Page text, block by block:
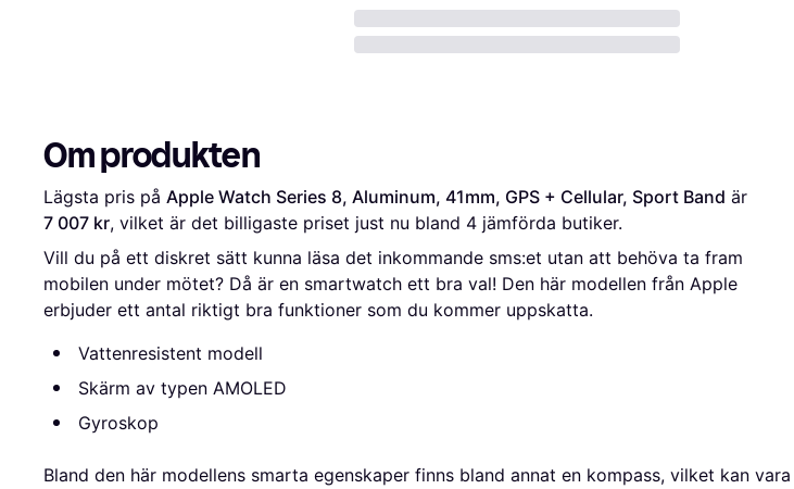
Om produkten
Lägsta pris på Apple Watch Series 8, Aluminum, 41mm, GPS + Cellular, Sport Band
7 007 kr, vilket är det billigaste priset just nu bland 4 jämförda butiker.
Vill du på ett diskret sätt kunna läsa det inkommande sms:et utan att behöva ta fram
mobilen under mötet? Då är en smartwatch ett bra val! Den här modellen från Apple
erbjuder ett antal riktigt bra funktioner som du kommer uppskatta.
Vattenresistent modell
Skärm av typen AMOLED
Gyroskop
Bland den här modellens smarta egenskaper finns bland annat en kompass, vilket kan vara